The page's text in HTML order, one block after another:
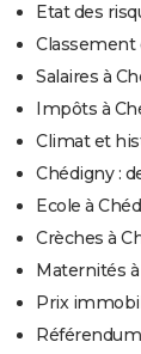
Etat des
Classement
Salaires à
Impôts à
Climat et
Chédigny :
Ecole à
Crèches à
Maternités
Prix